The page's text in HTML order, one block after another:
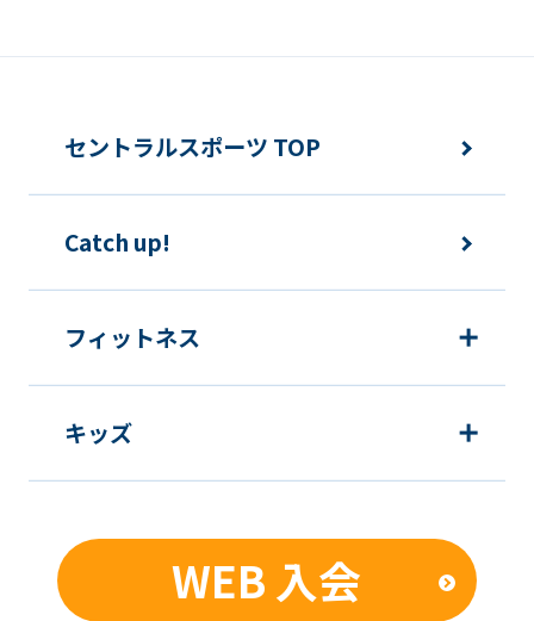
セントラルスポーツ TOP
Catch up!
フィットネス
キッズ
WEB 入会